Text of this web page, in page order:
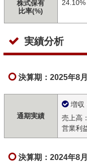
株式保有
比率(%)
24.10%
実績分析
決算期：2025年8
通期実績
増収
売上高
営業利
決算期：2024年8